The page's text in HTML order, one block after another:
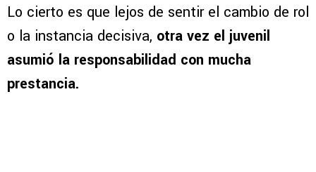
Lo cierto es que lejos de sentir el cambio de rol
o la instancia decisiva, otra vez el juvenil
asumió la responsabilidad con mucha
prestancia.